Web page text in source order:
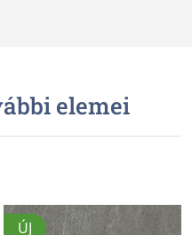
elemei
ÚJ